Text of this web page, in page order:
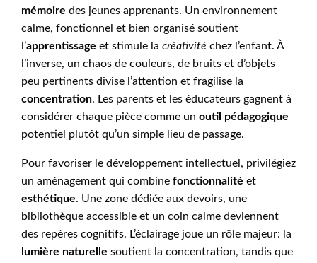
mémoire des jeunes apprenants. Un environnement
calme, fonctionnel et bien organisé soutient
l’apprentissage et stimule la créativité chez l’enfant. À
l’inverse, un chaos de couleurs, de bruits et d’objets
peu pertinents divise l’attention et fragilise la
concentration. Les parents et les éducateurs gagnent à
considérer chaque pièce comme un outil pédagogique
potentiel plutôt qu’un simple lieu de passage.
Pour favoriser le développement intellectuel, privilégiez
un aménagement qui combine fonctionnalité et
esthétique. Une zone dédiée aux devoirs, une
bibliothèque accessible et un coin calme deviennent
des repères cognitifs. L’éclairage joue un rôle majeur: la
lumière naturelle soutient la concentration, tandis que